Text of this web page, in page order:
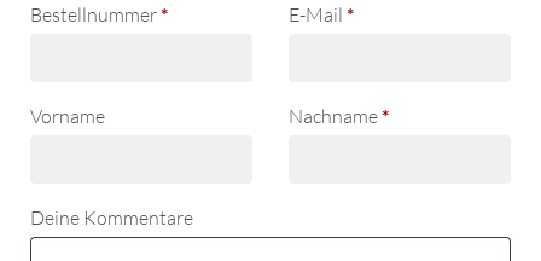
Bestellnummer*erforderlich E-Mail*erforderlich
Vorname Nachname*erforderlich
Page URI *erforderlich
Deine Kommentare